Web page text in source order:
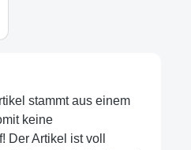
stammt aus einem
keine
Der Artikel ist voll